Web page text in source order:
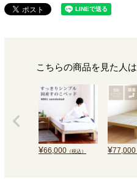
こちらの商品を見た人
¥66,000 （税込） ¥77,000